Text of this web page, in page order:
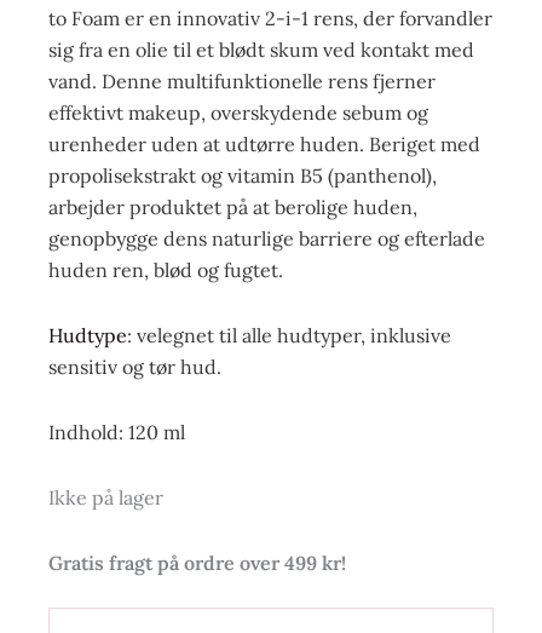
to Foam er en innovativ 2-i-1 rens, der forvandler
sig fra en olie til et blødt skum ved kontakt med
vand. Denne multifunktionelle rens fjerner
effektivt makeup, overskydende sebum og
urenheder uden at udtørre huden. Beriget med
propolisekstrakt og vitamin B5 (panthenol),
arbejder produktet på at berolige huden,
genopbygge dens naturlige barriere og efterlade
huden ren, blød og fugtet.
Hudtype: velegnet til alle hudtyper, inklusive
sensitiv og tør hud.
Indhold: 120 ml
Ikke på lager
Gratis fragt på ordre over 499 kr!